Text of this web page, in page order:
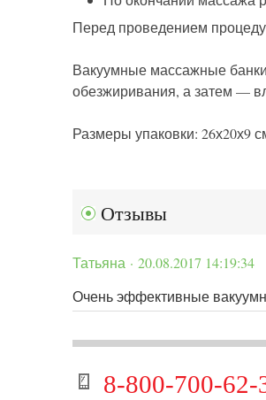
Перед проведением
Вакуумные массажные
обезжиривания, а затем —
Размеры упаковки: 26х20х9
Отзывы
Татьяна · 20.08.2017 14:19:34
Очень эффективные
8-800-700-62-